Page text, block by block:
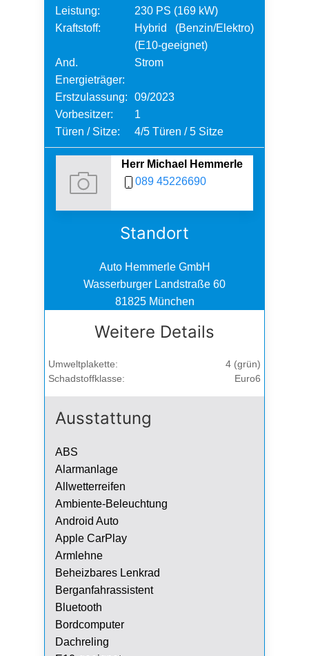
Leistung:
230 PS (169 kW)
Kraftstoff:
Hybrid (Benzin/Elektro)
(E10-geeignet)
And.
Energieträger:
Strom
Erstzulassung:
09/2023
Vorbesitzer:
1
Türen / Sitze:
4/5 Türen / 5 Sitze
Herr Michael Hemmerle
089 45226690
Standort
Auto Hemmerle GmbH
Wasserburger Landstraße 60
81825 München
Weitere Details
Umweltplakette:
4 (grün)
Schadstoffklasse:
Euro6
Ausstattung
ABS
Alarmanlage
Allwetterreifen
Ambiente-Beleuchtung
Android Auto
Apple CarPlay
Armlehne
Beheizbares Lenkrad
Berganfahrassistent
Bluetooth
Bordcomputer
Dachreling